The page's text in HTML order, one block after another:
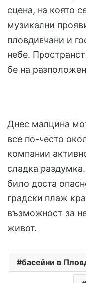
сцена, на която
музикални
пловдивчани и
небе.
бе на
Днес малцина
все по-често
компании
сладка
било доста
градски плаж
възможност за
живот.
басейни в